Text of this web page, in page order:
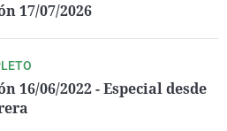
17/07/2026
16/06/2022 - Especial desde